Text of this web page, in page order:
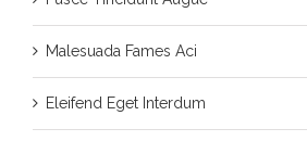
Malesuada Fames Aci
Eleifend Eget Interdum